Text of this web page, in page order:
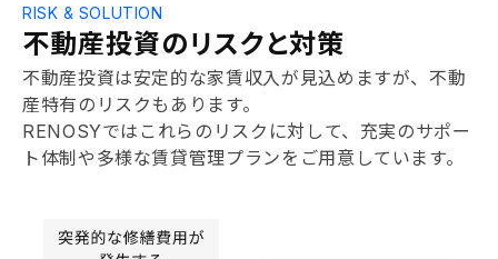
不動産投資のリスクと対策
RISK & SOLUTION
不動産投資は安定的な家賃収入が見込めますが、不動
産特有のリスクもあります。
RENOSYではこれらのリスクに対して、充実のサポー
ト体制や多様な賃貸管理プランをご用意しています。